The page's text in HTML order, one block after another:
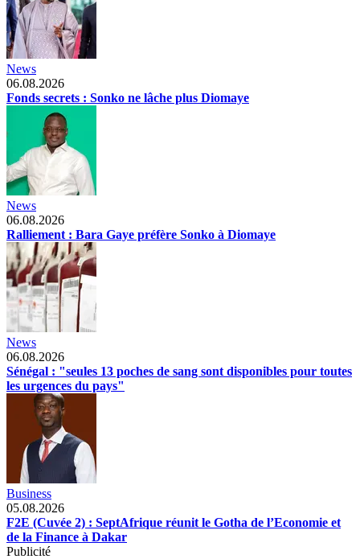
News
06.08.2026
Fonds secrets : Sonko ne lâche plus Diomaye
News
06.08.2026
Ralliement : Bara Gaye préfère Sonko à Diomaye
News
06.08.2026
Sénégal : "seules 13 poches de sang sont disponibles pour toutes
les urgences du pays"
Business
05.08.2026
F2E (Cuvée 2) : SeptAfrique réunit le Gotha de l’Economie et
de la Finance à Dakar
Publicité